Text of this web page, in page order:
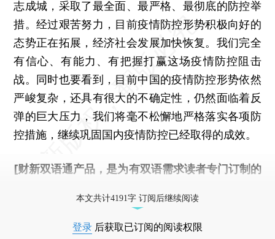
志成城，采取了最全面、最严格、最彻底的防控举
措。经过艰苦努力，目前疫情防控形势积极向好的
态势正在拓展，经济社会发展加快恢复。我们完全
有信心、有能力、有把握打赢这场疫情防控阻击
战。同时也要看到，目前中国的疫情防控形势依然
严峻复杂，还具有很大的不确定性，仍然面临着反
弹的巨大压力，我们将毫不松懈地严格落实各项防
控措施，继续巩固国内疫情防控已经取得的成效。
[财新双语通产品，是为有双语需求读者专门订制的
本文共计4191字 订阅后继续阅读
登录 后获取已订阅的阅读权限